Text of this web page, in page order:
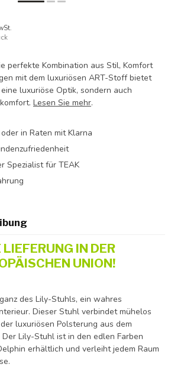
perfekte Kombination aus Stil, Komfort
mit dem luxuriösen ART-Stoff bietet
luxuriöse Optik, sondern auch
Lesen Sie mehr.
in Raten mit Klarna
Spezialist für TEAK
IN DER
UNION!
des Lily-Stuhls, ein wahres
Dieser Stuhl verbindet mühelos
luxuriösen Polsterung aus dem
Lily-Stuhl ist in den edlen Farben
erhältlich und verleiht jedem Raum